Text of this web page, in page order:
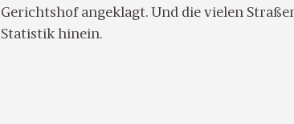
Gerichtshof angeklagt. Und die vielen
Statistik hinein.